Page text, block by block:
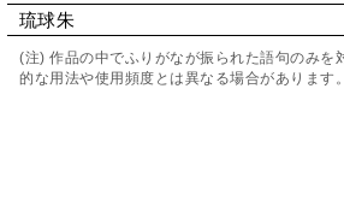
琉球朱
(注) 作品の中でふりがなが振られた語句のみを
的な用法や使用頻度とは異なる場合があります。